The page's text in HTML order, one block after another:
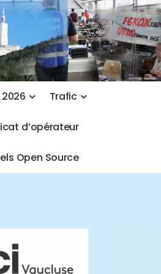
2026 Trafic
icat d’opérateur
els Open Source